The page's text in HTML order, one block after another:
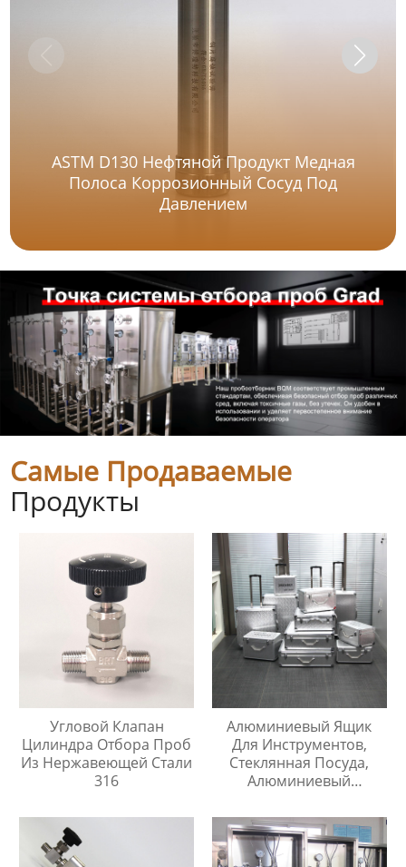
ASTM D130 Нефтяной Продукт Медная
Полоса Коррозионный Сосуд Под
Давлением
Самые Продаваемые
Продукты
Угловой Клапан
Цилиндра Отбора Проб
Из Нержавеющей Стали
316
Алюминиевый Ящик
Для Инструментов,
Стеклянная Посуда,
Алюминиевый